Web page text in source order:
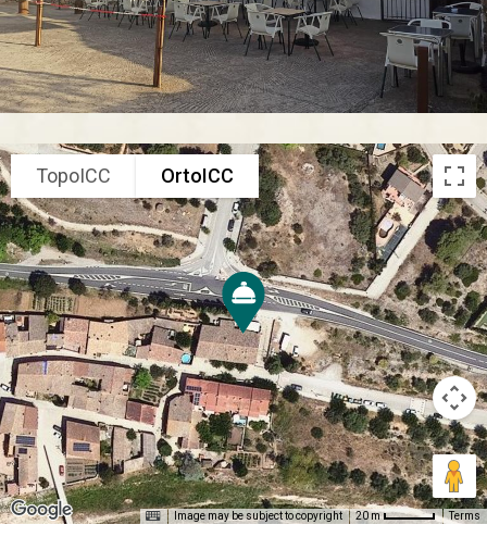
TopoICC OrtoICC
Image may be subject to copyright 20 m Terms